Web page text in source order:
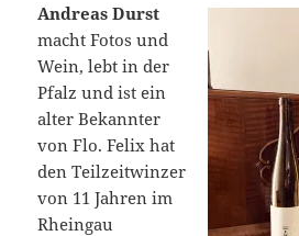
Andreas Durst
macht Fotos und
Wein, lebt in der
Pfalz und ist ein
alter Bekannter
von Flo. Felix hat
den Teilzeitwinzer
von 11 Jahren im
Rheingau